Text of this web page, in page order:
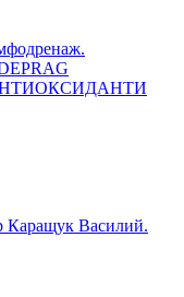
Каращук Василий.